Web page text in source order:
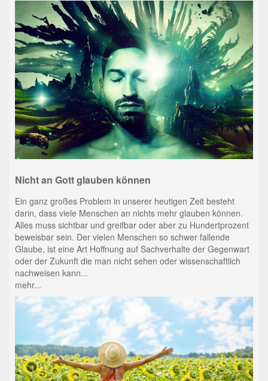
Nicht an Gott glauben können
Ein ganz großes Problem in unserer heutigen Zeit besteht
darin, dass viele Menschen an nichts mehr glauben können.
Alles muss sichtbar und greifbar oder aber zu Hundertprozent
beweisbar sein. Der vielen Menschen so schwer fallende
Glaube, ist eine Art Hoffnung auf Sachverhalte der Gegenwart
oder der Zukunft die man nicht sehen oder wissenschaftlich
nachweisen kann...
mehr...